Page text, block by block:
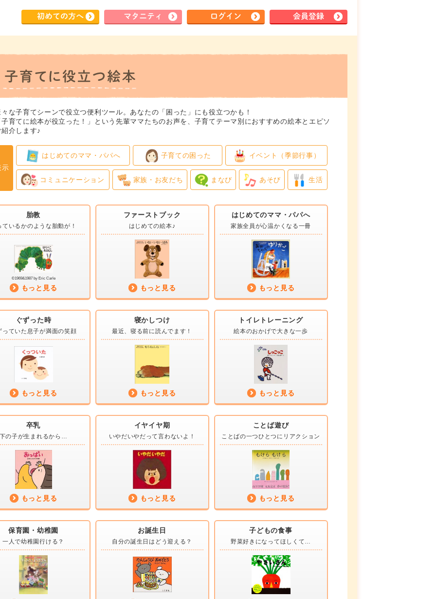
初めての方へ マタ ニティ ログイン 会員登録
な子育てシーンで役立つ便利ツール。あなたの「困った」にも役立つかも！
育てに絵本が役立った！」という先輩ママたちのお声を、子育てテーマ別におすすめの絵本とエピソ
介します♪
示
はじめてのママ・パパへ 子育ての困った イベント（季節行事）
コミュニケーション 家族・お友だち まなび あそび 生活
胎教
ているかのような胎動が！
©1969&1987 by Eric Carle
もっと見る
ファーストブック
はじめての絵本♪
もっと見る
はじめてのママ・パパへ
家族全員が心温かくなる一冊
もっと見る
ぐずった時
っていた息子が満面の笑顔
もっと見る
寝かしつけ
最近、寝る前に読んでます！
もっと見る
トイレトレーニング
絵本のおかげで大きな一歩
もっと見る
卒乳
の子が生まれるから…
もっと見る
イヤイヤ期
いやだいやだって言わないよ！
もっと見る
ことば遊び
ことばの一つひとつに リアクション
もっと見る
保育園・幼稚園
一人で幼稚園行ける？
お誕生日
自分の誕生日は どう迎える？
子どもの食事
野菜好きになってほしくて…